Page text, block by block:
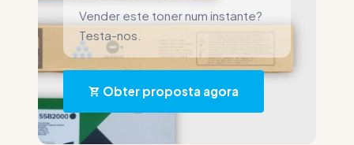
Vender este toner num instante?
Testa-nos.
Obter proposta agora